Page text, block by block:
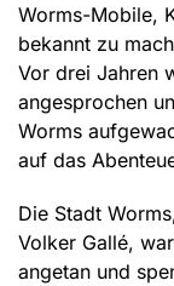
Worms-Mobile,
bekannt zu
Vor drei Jahren
angesprochen
Worms
auf das
Die Stadt
Volker Gallé,
angetan und